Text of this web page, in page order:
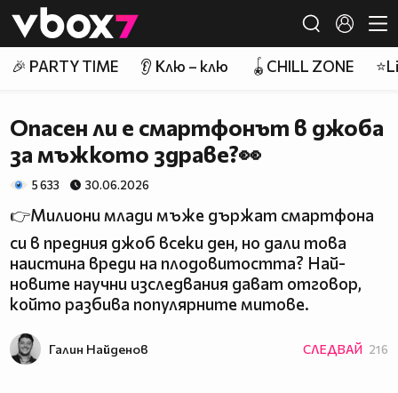
👾
🎉 PARTY TIME 👂 Клю – клю 🪀CHILL ZONE
Опасен ли е смартфонът в джоба
за мъжкото здраве?👀
5 633 30.06.2026
👉Милиони млади мъже държат смартфона
си в предния джоб всеки ден, но дали това
наистина вреди на плодовитостта? Най-
новите научни изследвания дават отговор,
който разбива популярните митове.
Галин Найденов СЛЕДВАЙ 216